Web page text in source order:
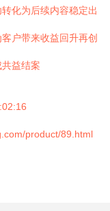
化为后续内容稳定出
户带来收益回升再创
益结案
product/89.html